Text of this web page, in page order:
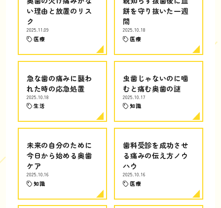
い理由と放置のリス
ク
2025.11.09
医療
餅を守り抜いた一週
間
2025.10.18
医療
急な歯の痛みに襲わ
れた時の応急処置
2025.10.18
生活
虫歯じゃないのに噛
むと痛む奥歯の謎
2025.10.17
知識
未来の自分のために
今日から始める奥歯
ケア
2025.10.16
知識
歯科受診を成功させ
る痛みの伝え方ノウ
ハウ
2025.10.16
医療